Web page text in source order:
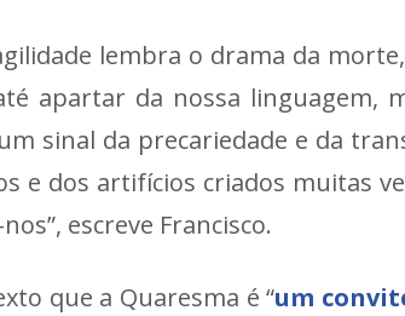
lembra o drama da
apartar da nossa linguagem,
sinal da precariedade e da
e dos artifícios criados muitas
escreve Francisco.
que a Quaresma é “um